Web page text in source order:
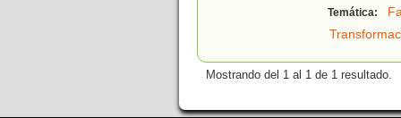
Temática:
Mostrando del 1 al 1 de 1 resultado.